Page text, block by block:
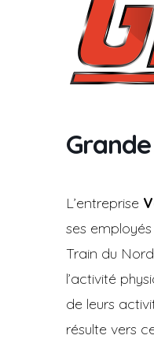
L’entreprise
ses
Train du
l’activité
de leurs
résulte vers